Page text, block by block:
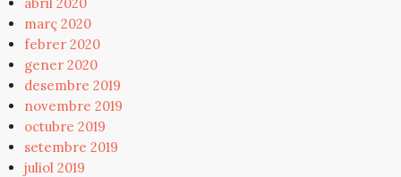
març 2020
febrer 2020
gener 2020
desembre 2019
novembre 2019
octubre 2019
setembre 2019
juliol 2019